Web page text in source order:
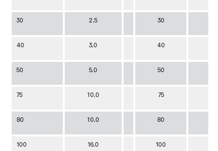
30 2,5 30
40 3,0 40
50 5,0 50
75 10,0 75
80 10,0 80
100 16,0 100